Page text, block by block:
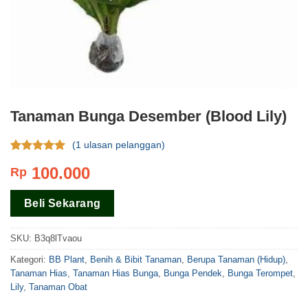
Tanaman Bunga Desember (Blood Lily)
dari 5
pelanggan
(1 ulasan pelanggan)
Rp 100.000
Beli Sekarang
SKU: B3q8lTvaou
Kategori: BB Plant Benih & Bibit Tanaman Berupa Tanaman (Hidup)
Tanaman Hias Tanaman Hias Bunga Bunga Pendek Bunga Terompet
Lily, Tanaman Obat